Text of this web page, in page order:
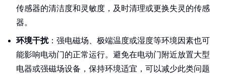
传感器的清洁度和灵敏度，及时清理或更换失灵的传感
器。
环境干扰：强电磁场、极端温度或湿度等环境因素也可
能影响电动门的正常运行。避免在电动门附近放置大型
电器或强磁场设备，保持环境适宜，可以减少此类问题